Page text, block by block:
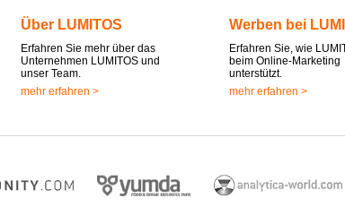
Über LUMITOS
Erfahren Sie mehr über das
Unternehmen LUMITOS und
unser Team.
mehr erfahren >
Werben bei
Erfahren Sie, wie
beim Online-Marketing
unterstützt.
mehr erfahren >